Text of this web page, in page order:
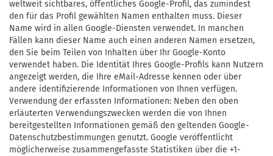
weltweit sichtbares, öffentliches Google-Profil, das zumindest
den für das Profil gewählten Namen enthalten muss. Dieser
Name wird in allen Google-Diensten verwendet. In manchen
Fällen kann dieser Name auch einen anderen Namen ersetzen,
den Sie beim Teilen von Inhalten über Ihr Google-Konto
verwendet haben. Die Identität Ihres Google-Profils kann Nutzern
angezeigt werden, die Ihre eMail-Adresse kennen oder über
andere identifizierende Informationen von Ihnen verfügen.
Verwendung der erfassten Informationen: Neben den oben
erläuterten Verwendungszwecken werden die von Ihnen
bereitgestellten Informationen gemäß den geltenden Google-
Datenschutzbestimmungen genutzt. Google veröffentlicht
möglicherweise zusammengefasste Statistiken über die +1-